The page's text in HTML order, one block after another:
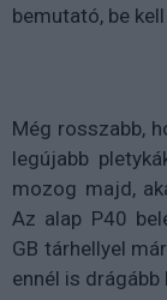
bemutató, be
Még rosszabb,
legújabb
mozog majd,
Az alap P40
GB tárhellyel
ennél is drágább